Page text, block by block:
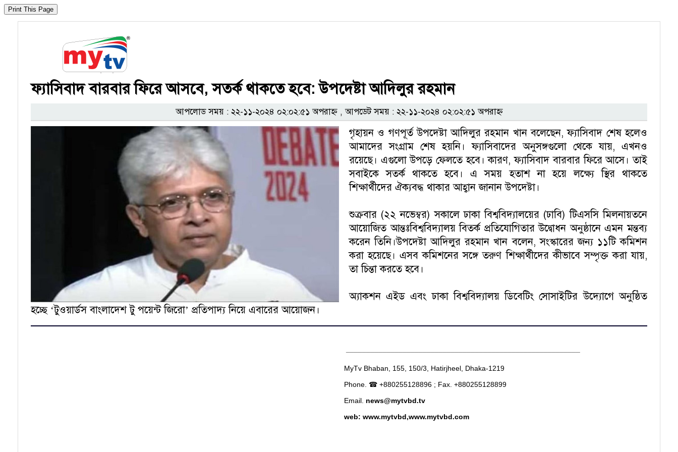
ফ্যাসিবাদ বারবার ফিরে আসবে, সতর্ক থাকতে হবে: উপদেষ্টা আদিলুর রহমান
আপলোড সময় : ২২-১১-২০২৪ ০২:০২:৫১ অপরাহ্ন , আপডেট সময় : ২২-১১-২০২৪ ০২:০২:৫১ অপরাহ্ন
গৃহায়ন ও গণপূর্ত উপদেষ্টা আদিলুর রহমান খান বলেছেন, ফ্যাসিবাদ শেষ হলেও
আমাদের সংগ্রাম শেষ হয়নি। ফ্যাসিবাদের অনুসঙ্গগুলো থেকে যায়, এখনও
রয়েছে। এগুলো উপড়ে ফেলতে হবে। কারণ, ফ্যাসিবাদ বারবার ফিরে আসে। তাই
সবাইকে সতর্ক থাকতে হবে। এ সময় হতাশ না হয়ে লক্ষ্যে স্থির থাকতে
শিক্ষার্থীদের ঐক্যবদ্ধ থাকার আহ্বান জানান উপদেষ্টা।
শুক্রবার (২২ নভেম্বর) সকালে ঢাকা বিশ্ববিদ্যালয়ের (ঢাবি) টিএসসি মিলনায়তনে
আয়োজিত আন্তঃবিশ্ববিদ্যালয় বিতর্ক প্রতিযোগিতার উদ্বোধন অনুষ্ঠানে এমন মন্তব্য
করেন তিনি।উপদেষ্টা আদিলুর রহমান খান বলেন, সংস্কারের জন্য ১১টি কমিশন
করা হয়েছে। এসব কমিশনের সঙ্গে তরুণ শিক্ষার্থীদের কীভাবে সম্পৃক্ত করা যায়,
তা চিন্তা করতে হবে।
অ্যাকশন এইড এবং ঢাকা বিশ্ববিদ্যালয় ডিবেটিং সোসাইটির উদ্যোগে অনুষ্ঠিত
হচ্ছে ‘টুওয়ার্ডস বাংলাদেশ টু পয়েন্ট জিরো’ প্রতিপাদ্য নিয়ে এবারের আয়োজন।
MyTv Bhaban, 155, 150/3, Hatirjheel, Dhaka-1219
Phone. ☎ +880255128896 ; Fax. +880255128899
Email. news@mytvbd.tv
web: www.mytvbd,www.mytvbd.com